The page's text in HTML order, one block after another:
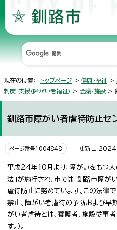
現在の位置： トップページ > 健康・福祉 >
制度・支援（障がい者福祉） > 会議・施設 >
釧路市障がい者虐待防止セ
ページ番号1004848 更新日 2024
平成24年10月より、障がいをもつ
法」が施行され、市では「釧路市障が
虐待防止に努めています。この法律
禁止、障がい者虐待の予防および早
がい者虐待とは、養護者、施設従事
す。）。